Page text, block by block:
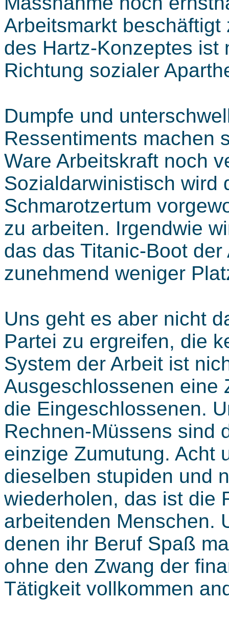
Arbeitsmarkt
des Hartz-Konzeptes ist
Richtung sozialer
Dumpfe und
Ressentiments machen
Ware Arbeitskraft noch
Sozialdarwinistisch wird
Schmarotzertum
zu arbeiten. Irgendwie
das das Titanic-Boot
zunehmend weniger
Uns geht es aber nicht
Partei zu ergreifen, die
System der Arbeit ist
Ausgeschlossenen eine
die Eingeschlossenen.
Rechnen-Müssens sind
einzige Zumutung. Acht
dieselben stupiden und
wiederholen, das ist die
arbeitenden Menschen.
denen ihr Beruf Spaß
ohne den Zwang der
Tätigkeit vollkommen